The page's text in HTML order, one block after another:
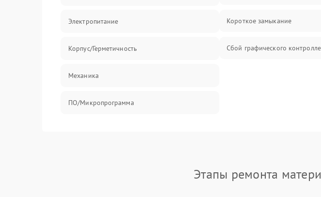
Электропитание
Корпус/Герметичность
Механика
ПО/Микропрограмма
Короткое замыкание
Сбой графического
Этапы ремонта